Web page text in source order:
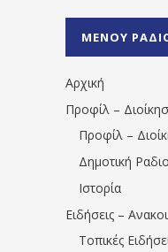
ΜΕΝΟΥ
Αρχική
Προφίλ –
Προφίλ –
Δημοτική
Ιστορία
Ειδήσεις –
Τοπικές